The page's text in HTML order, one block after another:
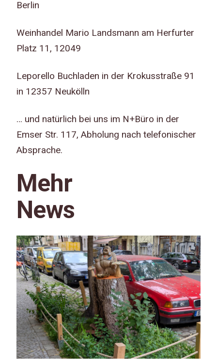
Berlin
Weinhandel Mario Landsmann am Herfurter
Platz 11, 12049
Leporello Buchladen in der Krokusstraße 91
in 12357 Neukölln
… und natürlich bei uns im N+Büro in der
Emser Str. 117, Abholung nach telefonischer
Absprache.
Mehr
News